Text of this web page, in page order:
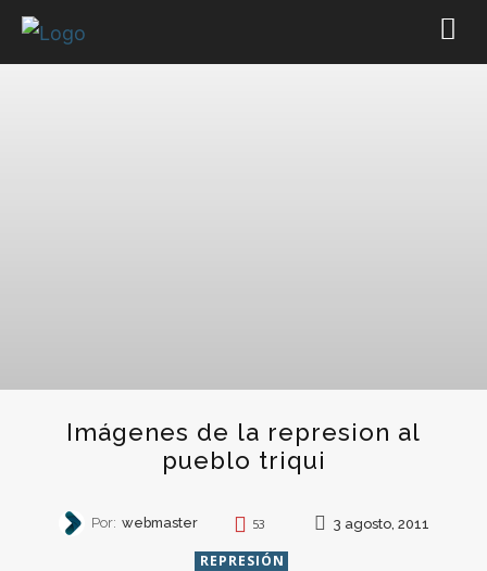
Imágenes de la represion al
pueblo triqui
Por: webmaster 53 3 agosto, 2011
REPRESIÓN